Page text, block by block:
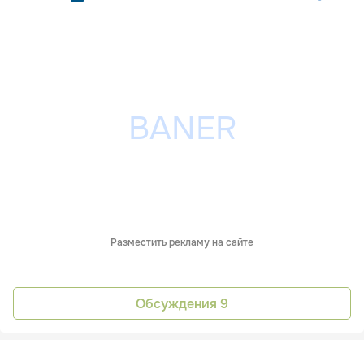
Разместить рекламу на сайте
Обсуждения 9